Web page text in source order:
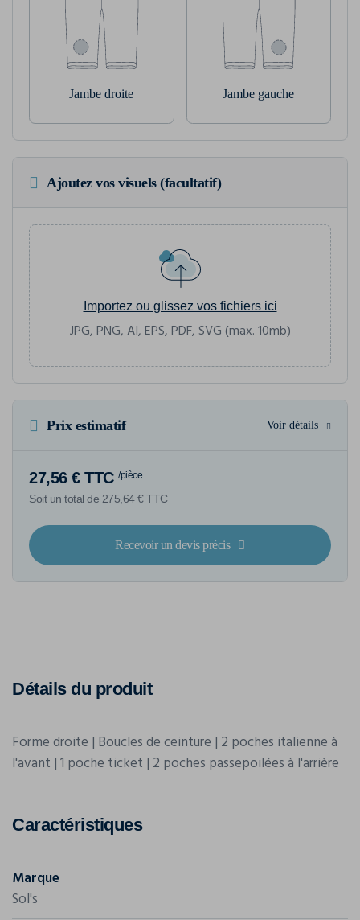
Jambe droite Jambe gauche
Ajoutez vos visuels (facultatif)
Importez ou glissez vos fichiers ici
JPG, PNG, AI, EPS, PDF, SVG (max. 10mb)
Prix estimatif Voir détails
27,56 € TTC /pièce
Soit un total de 275,64 € TTC
Recevoir un devis précis
Détails du produit
Forme droite | Boucles de ceinture | 2 poches italienne à
l'avant | 1 poche ticket | 2 poches passepoilées à l'arrière
Caractéristiques
Marque
Sol's